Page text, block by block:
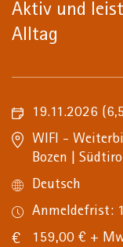
Aktiv und
Alltag
19.11.2026
WIFI -
Bozen |
Deutsch
Anmeldefrist:
159,00 € +